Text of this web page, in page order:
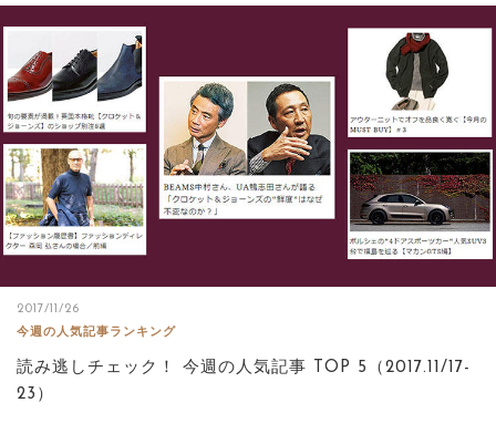
2017/11/26
今週の人気記事ランキング
読み逃しチェック！ 今週の人気記事 TOP 5（2017.11/17-
23）